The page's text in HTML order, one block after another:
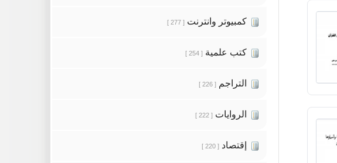
كمبيوتر وانترنت [ 277 ]
كتب علمية [ 254 ]
التراجم [ 226 ]
الروايات [ 222 ]
إقتصاد [ 220 ]